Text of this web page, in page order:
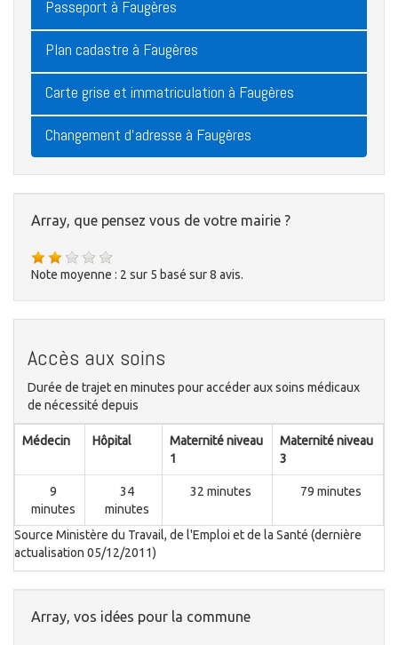
Passeport à Faugères
Plan cadastre à Faugères
Carte grise et immatriculation à Faugères
Changement d'adresse à Faugères
Array, que pensez vous de votre mairie ?
Note moyenne : 2 sur 5 basé sur8 avis.
Accès aux soins
Durée de trajet en minutes pour accéder aux soins médicaux
de nécessité depuis
Médecin Hôpital
Maternité niveau
1
Maternité niveau
3
9
minutes
34
minutes
32 minutes 79 minutes
Source Ministère du Travail, de l'Emploi et de la Santé (dernière
actualisation 05/12/2011)
Array, vos idées pour la commune